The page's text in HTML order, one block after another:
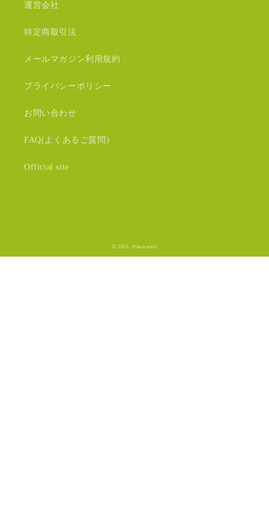
運営会社
特定商取引法
メールマガジン利用規約
プライバシーポリシー
お問い合わせ
FAQ(よくあるご質問)
Official site
© 2026,#thescents